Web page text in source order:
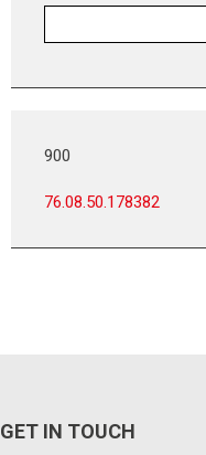
900
76.08.50.178382
GET IN TOUCH